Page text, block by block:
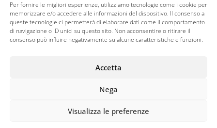
Per fornire le migliori esperienze, utilizziamo tecnologie come i cookie per
memorizzare e/o accedere alle informazioni del dispositivo. Il consenso a
queste tecnologie ci permetterà di elaborare dati come il comportamento
di navigazione o ID unici su questo sito. Non acconsentire o ritirare il
consenso può influire negativamente su alcune caratteristiche e funzioni.
Accetta
Nega
Visualizza le preferenze
CAP.SOCIALE EURO 20.000,00 PRIVACY POLICY